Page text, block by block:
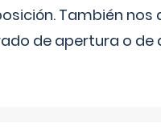
También
de apertura o